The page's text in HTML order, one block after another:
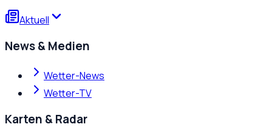
Aktuell
News & Medien
Wetter-News
Wetter-TV
Karten & Radar